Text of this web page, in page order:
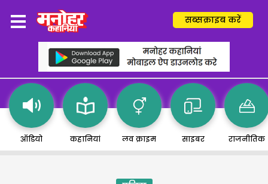
सब्सक्राइब करें
ऑडियो कहानियां लव क्राइम साइबर राजनीतिक